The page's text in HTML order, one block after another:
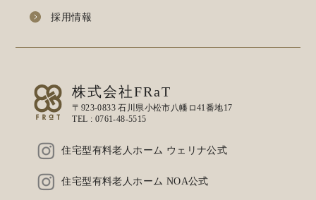
株式会社FRaT
〒923-0833 石川県小松市八幡ロ41番地17
TEL : 0761-48-5515
住宅型有料老人ホーム ウェリナ公式
住宅型有料老人ホーム NOA公式
採用情報